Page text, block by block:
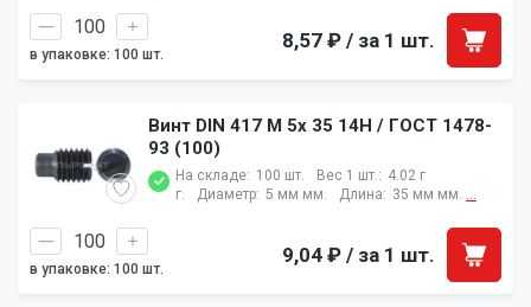
в упаковке: 100 шт.
8,57 ₽ / за 1 шт.
Винт DIN 417 M 5x 35 14H / ГОСТ 1478-
93 (100)
На складе: 100 шт. Вес 1 шт.: 4.02 г
г.
Диаметр: 5 мм мм. Длина: 35 мм мм. ...
в упаковке: 100 шт.
9,04 ₽ / за 1 шт.